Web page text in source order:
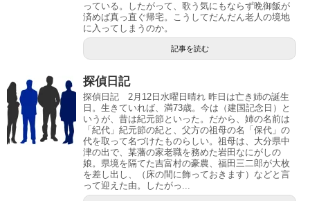
っている。したがって、歌う気にもならず晩御飯が
済めば真っ直ぐ帰宅。こうしてだんだん老人の境地
に入ってしまうのか。
記事を読む
探偵日記
探偵日記 2月12日水曜日晴れ 昨日は亡き姉の誕生
日。生きていれば、満73歳。今は（建国記念日）と
いうが、昔は紀元節といった。だから、姉の名前は
「紀代」紀元節の紀と、父方の祖母の名「保代」の
代を取って名づけたものらしい。祖母は、大分県中
津の出で、某藩の家老職を務めた岩田なにがしの
娘。県境を隔てた吉富村の豪農、福田三二郎が大枚
を差し出し、（床の間に飾っておきます）などと言
って迎えた由。したがっ...